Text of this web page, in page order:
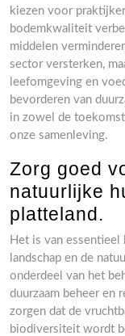
kiezen voor
bodemkwaliteit
middelen
sector versterken,
leefomgeving en
bevorderen van
in zowel de
onze samenleving.
Zorg goed
natuurlijke
platteland.
Het is van
landschap en de
onderdeel van het
duurzaam beheer en
zorgen dat de
biodiversiteit wordt